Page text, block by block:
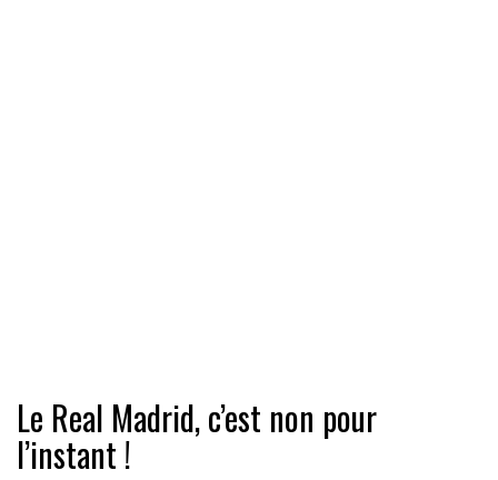
Le Real Madrid, c’est non pour
l’instant !